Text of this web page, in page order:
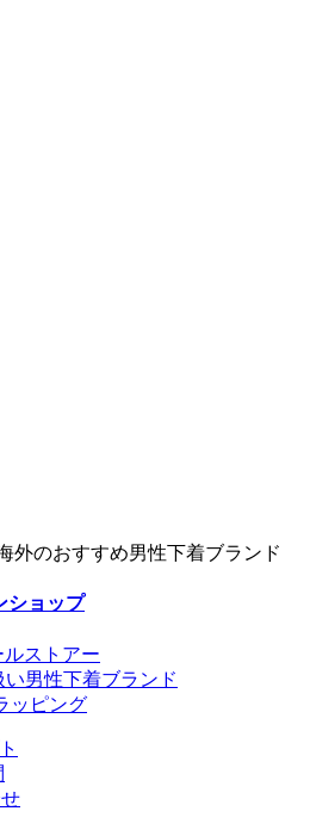
外のおすすめ男性下着ブランド
ショップ
ルストアー
い男性下着ブランド
ッピング